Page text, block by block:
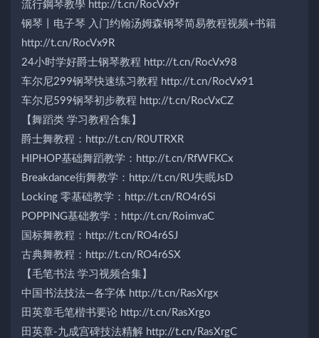
流行鋼琴教學 http://t.cn/RocVx9r
钢琴丨电子琴 入门约翰汤姆森钢琴简易教程视频+书籍
http://t.cn/RocVx9R
24小时学好爵士钢琴教程 http://t.cn/RocVx98
车尔尼299钢琴快速练习教程 http://t.cn/RocVx91
车尔尼599钢琴初步教程 http://t.cn/RocVxCZ
【舞蹈类 学习教程合集】
爵士舞教程：http://t.cn/R0UTRXR
HIPHOP基础舞蹈教学：http://t.cn/RfWFKCx
Breakdance街舞教学：http://t.cn/RU失眠JsD
Locking 零基础教学：http://t.cn/RO4r6Si
POPPING基础教学：http://t.cn/RoimvaC
国标舞教程：http://t.cn/RO4r6SJ
古典舞教程：http://t.cn/RO4r6SX
【毛笔书法 学习视频合集】
中国书法技法—各字体 http://t.cn/RasXrgx
田英章毛笔楷书要论 http://t.cn/RasXrgo
田英章-九成宫碑技法精解 http://t.cn/RasXrgC